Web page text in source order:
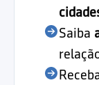
Saiba